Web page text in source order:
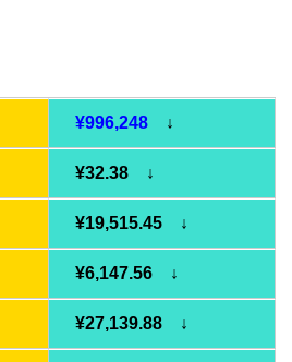
¥996,248 ↓
¥32.38 ↓
¥19,515.45 ↓
¥6,147.56 ↓
¥27,139.88 ↓